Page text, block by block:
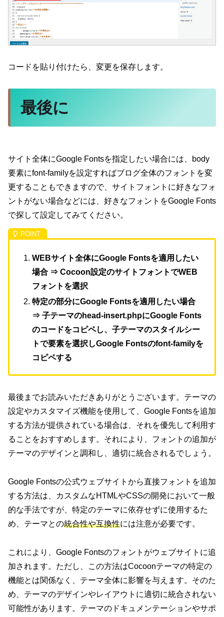
コードを貼り付けたら、変更を保存します。
最後に
サイト全体にGoogle Fontsを指定したい場合には、body
要素にfont-familyを設定すればブログ全体のフォントを変
更することもできますので、サイトフォントに好きなフォ
ントがない場合などには、好きなフォントをGoogle Fonts
で探して設定してみてください。
WEBサイト全体にGoogle Fontsを適用したい
場合 ⇒ Cocoon設定のサイトフォントでWEB
フォントを選択
特定の部分にGoogle Fontsを適用したい場合
⇒ 子テーマのhead-insert.phpにGoogle Fonts
のコードをコピペし、子テーマのスタイルシー
トで要素を選択しGoogle Fontsのfont-familyを
コピペする
最後までお読みいただきありがとうございます。テーマの
設定やカスタマイズ機能を使用して、Google Fontsを追加
する方法が提供されている場合は、それを優先して利用す
ることをおすすめします。それにより、フォントの追加が
テーマのデザインと調和し、適切に統合されるでしょう。
Google Fontsの公式ウェブサイトから直接フォントを追加
する方法は、カスタムなHTMLやCSSの開発において一般
的な手法ですが、特定のテーマに依存せずに使用するた
め、テーマとの統合性や互換性には注意が必要です。
これにより、Google Fontsのフォントがウェブサイトに追
加されます。ただし、この方法はCocoonテーマの特定の
機能とは関係なく、テーマ全体に影響を与えます。そのた
め、テーマのデザインやレイアウトに適切に統合されない
可能性があります。テーマのドキュメンテーションやサポ